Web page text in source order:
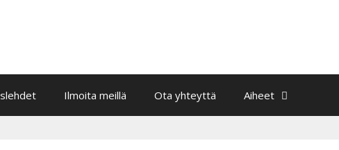
Ilmoita meillä Ota yhteyttä Aiheet